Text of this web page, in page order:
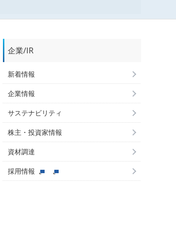
企業/IR
新着情報
企業情報
サステナビリティ
株主・投資家情報
資材調達
採用情報